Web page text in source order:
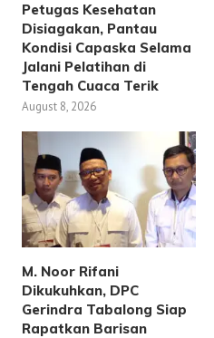
Petugas Kesehatan
Disiagakan, Pantau
Kondisi Capaska Selama
Jalani Pelatihan di
Tengah Cuaca Terik
August 8, 2026
M. Noor Rifani
Dikukuhkan, DPC
Gerindra Tabalong Siap
Rapatkan Barisan